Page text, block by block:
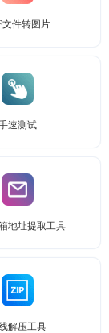
文件转图片
速测试
地址提取工具
解压工具